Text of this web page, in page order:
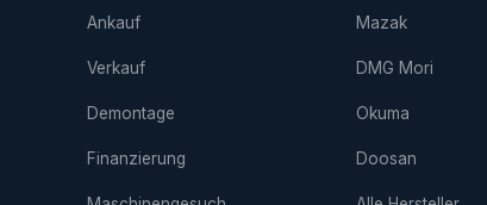
Ankauf
Verkauf
Demontage
Finanzierung
Mazak
DMG Mori
Okuma
Doosan